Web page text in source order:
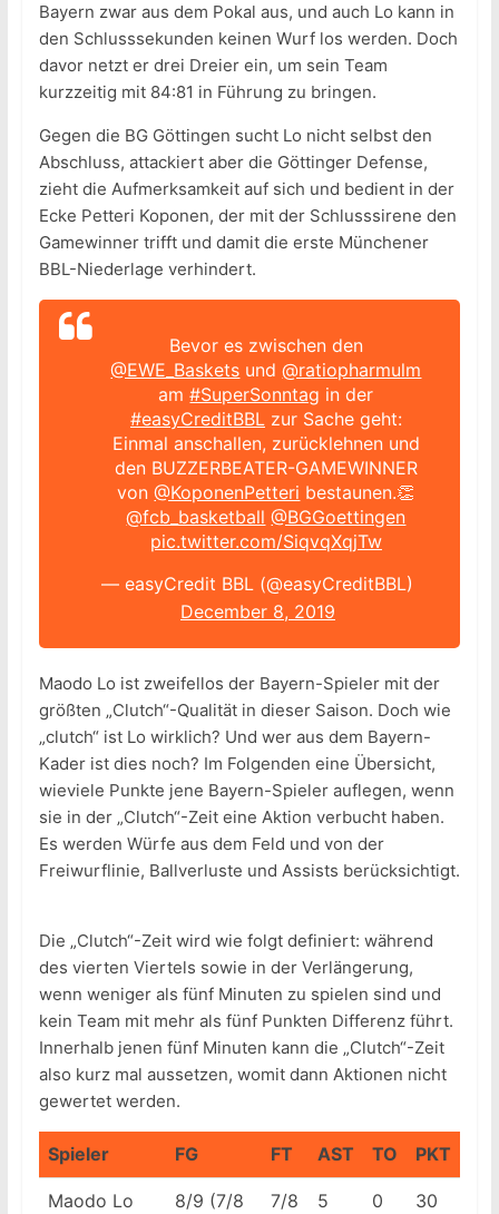
Bayern zwar aus dem Pokal aus, und auch Lo kann in
den Schlusssekunden keinen Wurf los werden. Doch
davor netzt er drei Dreier ein, um sein Team
kurzzeitig mit 84:81 in Führung zu bringen.
Gegen die BG Göttingen sucht Lo nicht selbst den
Abschluss, attackiert aber die Göttinger Defense,
zieht die Aufmerksamkeit auf sich und bedient in der
Ecke Petteri Koponen, der mit der Schlusssirene den
Gamewinner trifft und damit die erste Münchener
BBL-Niederlage verhindert.
Bevor es zwischen den
@EWE_Baskets und@ratiopharmulm
am#SuperSonntag in der
#easyCreditBBLzur Sache geht:
Einmal anschallen, zurücklehnen und
den BUZZERBEATER-GAMEWINNER
von@KoponenPetteri bestaunen.👏
@fcb_basketball @BGGoettingen
pic.twitter.com/SiqvqXqjTw
— easyCredit BBL (@easyCreditBBL)
December 8, 2019
Maodo Lo ist zweifellos der Bayern-Spieler mit der
größten „Clutch“-Qualität in dieser Saison. Doch wie
„clutch“ ist Lo wirklich? Und wer aus dem Bayern-
Kader ist dies noch? Im Folgenden eine Übersicht,
wieviele Punkte jene Bayern-Spieler auflegen, wenn
sie in der „Clutch“-Zeit eine Aktion verbucht haben.
Es werden Würfe aus dem Feld und von der
Freiwurflinie, Ballverluste und Assists berücksichtigt.
Die „Clutch“-Zeit wird wie folgt definiert: während
des vierten Viertels sowie in der Verlängerung,
wenn weniger als fünf Minuten zu spielen sind und
kein Team mit mehr als fünf Punkten Differenz führt.
Innerhalb jenen fünf Minuten kann die „Clutch“-Zeit
also kurz mal aussetzen, womit dann Aktionen nicht
gewertet werden.
Spieler FG FT AST TO PKT
Maodo Lo 8/9 (7/8 7/8 5 0 30